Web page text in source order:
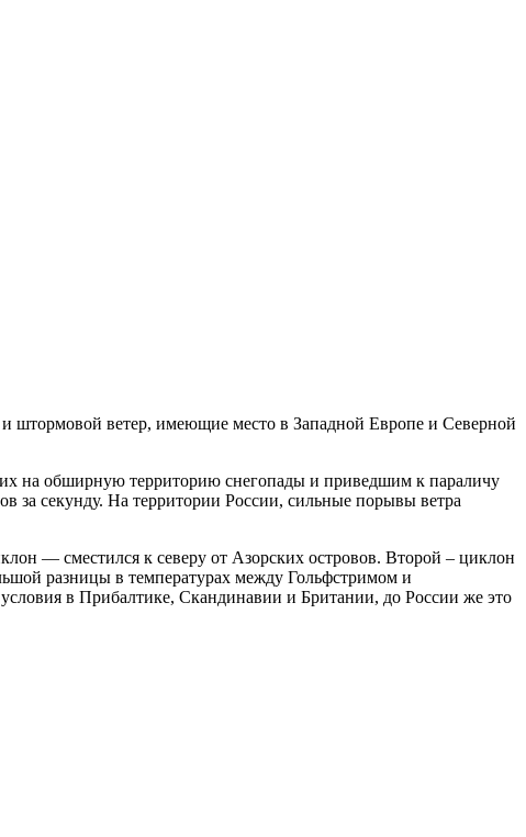
и штормовой ветер, имеющие место в Западной Европе и Северной
на обширную территорию снегопады и приведшим к параличу
за секунду. На территории России, сильные порывы ветра
— сместился к северу от Азорских островов. Второй – циклон
разницы в температурах между Гольфстримом и
в Прибалтике, Скандинавии и Британии, до России же это